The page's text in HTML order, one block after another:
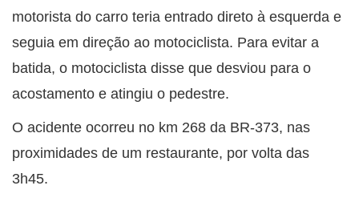
motorista do carro teria entrado direto à esquerda e
seguia em direção ao motociclista. Para evitar a
batida, o motociclista disse que desviou para o
acostamento e atingiu o pedestre.
O acidente ocorreu no km 268 da BR-373, nas
proximidades de um restaurante, por volta das
3h45.